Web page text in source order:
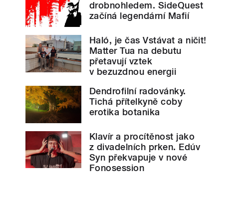
drobnohledem. SideQuest
začíná legendární Mafií
Haló, je čas Vstávat a ničit!
Matter Tua na debutu
přetavují vztek
v bezuzdnou energii
Dendrofilní radovánky.
Tichá přítelkyně coby
erotika botanika
Klavír a procítěnost jako
z divadelních prken. Edúv
Syn překvapuje v nové
Fonosession